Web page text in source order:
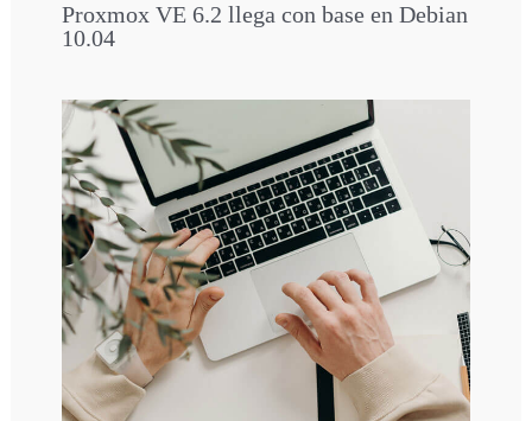
Proxmox VE 6.2 llega con base en Debian
10.04